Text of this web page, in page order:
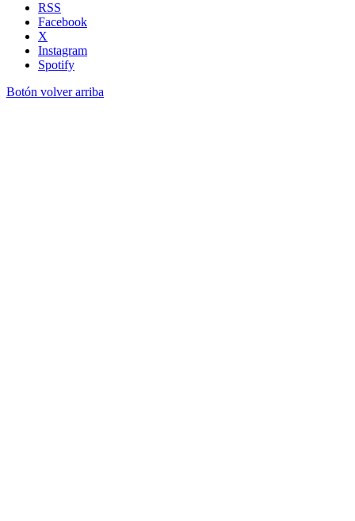
RSS
Facebook
X
Instagram
Spotify
Botón volver arriba